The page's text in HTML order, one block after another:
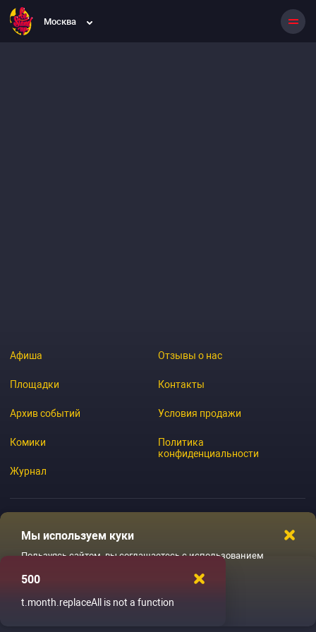
Москва
Афиша
Площадки
Архив событий
Комики
Журнал
Отзывы о нас
Контакты
Условия продажи
Политика
конфиденциальности
Мы используем куки
Пользуясь сайтом, вы соглашаетесь с использованием
Ладненько
500
t.month.replaceAll is not a function